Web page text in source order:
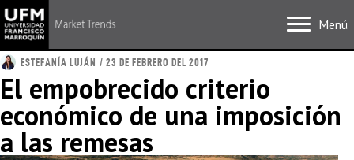
Menú
ESTEFANÍA LUJÁN / 23 DE FEBRERO DEL 2017
El empobrecido criterio
económico de una imposición
a las remesas